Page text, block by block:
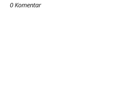
0 Komentar